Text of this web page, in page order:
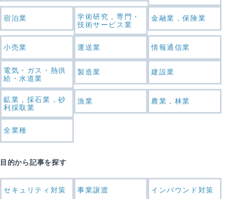
宿泊業
学術研究，専門・
技術サービス業
金融業，保険業
小売業 運送業 情報通信業
電気・ガス・熱供
給・水道業
製造業 建設業
鉱業，採石業，砂
利採取業
漁業 農業，林業
全業種
目的から記事を探す
セキュリティ対策 事業譲渡 インバウンド対策